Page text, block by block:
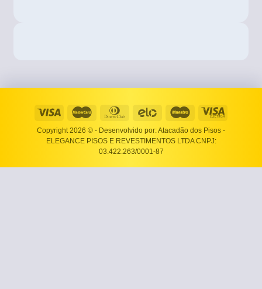
Copyright 2026 © - Desenvolvido por: Atacadão dos Pisos -
ELEGANCE PISOS E REVESTIMENTOS LTDA CNPJ:
03.422.263/0001-87